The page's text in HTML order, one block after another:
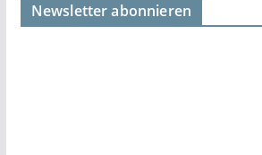
Newsletter abonnieren